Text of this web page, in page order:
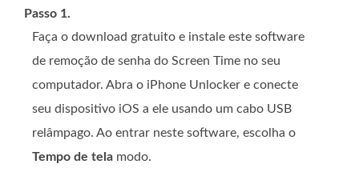
Passo 1.
Faça o download gratuito e instale este software
de remoção de senha do Screen Time no seu
computador. Abra o iPhone Unlocker e conecte
seu dispositivo iOS a ele usando um cabo USB
relâmpago. Ao entrar neste software, escolha o
Tempo de tela modo.